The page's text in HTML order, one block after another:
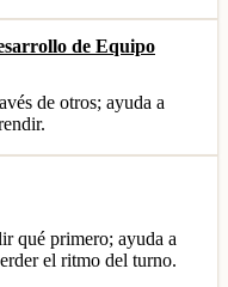
de Equipo
de otros; ayuda a
qué primero; ayuda a
el ritmo del turno.